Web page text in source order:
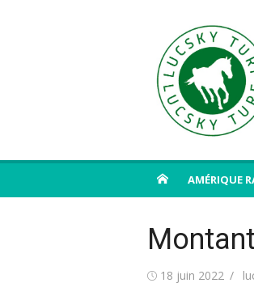
AMÉRIQUE
Publié18 juin 2022